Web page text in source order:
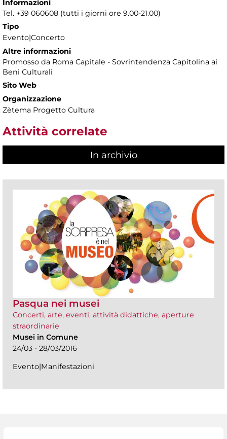
Informazioni
Tel. +39 060608 (tutti i giorni ore 9.00-21.00)
Tipo
Evento|Concerto
Altre informazioni
Promosso da Roma Capitale - Sovrintendenza Capitolina ai
Beni Culturali
Sito Web
Organizzazione
Zètema Progetto Cultura
Attività correlate
In archivio
Pasqua nei musei
Concerti, arte, eventi, attività didattiche, aperture
straordinarie
Musei in Comune
24/03 - 28/03/2016
Evento|Manifestazioni